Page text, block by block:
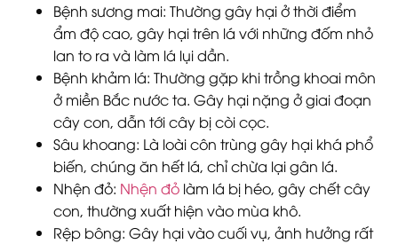
Bệnh sương mai: Thường gây hại ở thời điểm
ẩm độ cao, gây hại trên lá với những đốm nhỏ
lan to ra và làm lá lụi dần.
Bệnh khảm lá: Thường gặp khi trồng khoai môn
ở miền Bắc nước ta. Gây hại nặng ở giai đoạn
cây con, dẫn tới cây bị còi cọc.
Sâu khoang: Là loài côn trùng gây hại khá phổ
biến, chúng ăn hết lá, chỉ chừa lại gân lá.
Nhện đỏ: Nhện đỏ làm lá bị héo, gây chết cây
con, thường xuất hiện vào mùa khô.
Rệp bông: Gây hại vào cuối vụ, ảnh hưởng rất